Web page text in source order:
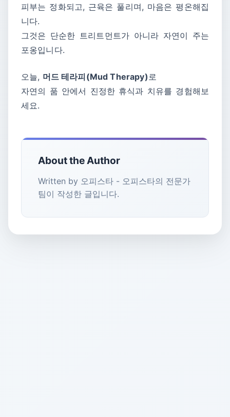
피부는 정화되고, 근육은 풀리며, 마음은 평온해집
니다.
그것은 단순한 트리트먼트가 아니라 자연이 주는
포옹입니다.
오늘, 머드 테라피(Mud Therapy)로
자연의 품 안에서 진정한 휴식과 치유를 경험해보
세요.
About the Author
Written by 오피스타 - 오피스타의 전문가
팀이 작성한 글입니다.